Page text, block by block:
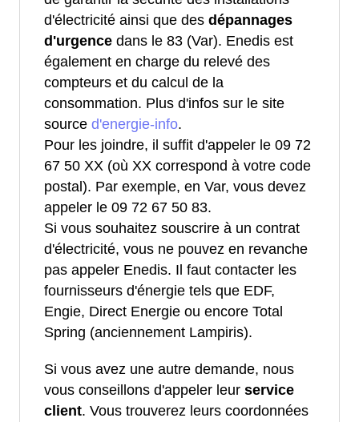
d'électricité ainsi que des dépannages
d'urgence dans le 83 (Var). Enedis est
également en charge du relevé des
compteurs et du calcul de la
consommation. Plus d'infos sur le site
source d'energie-info.
Pour les joindre, il suffit d'appeler le 09 72
67 50 XX (où XX correspond à votre code
postal). Par exemple, en Var, vous devez
appeler le 09 72 67 50 83.
Si vous souhaitez souscrire à un contrat
d'électricité, vous ne pouvez en revanche
pas appeler Enedis. Il faut contacter les
fournisseurs d'énergie tels que EDF,
Engie, Direct Energie ou encore Total
Spring (anciennement Lampiris).
Si vous avez une autre demande, nous
vous conseillons d'appeler leur service
client. Vous trouverez leurs coordonnées